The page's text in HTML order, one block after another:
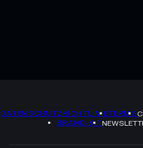
DATENSCHUTZRICHTLINIETERMS
BRAND-KIT